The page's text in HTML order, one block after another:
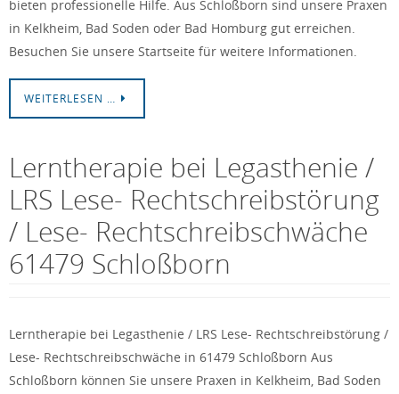
bieten professionelle Hilfe. Aus Schloßborn sind unsere Praxen
in Kelkheim, Bad Soden oder Bad Homburg gut erreichen.
Besuchen Sie unsere Startseite für weitere Informationen.
WEITERLESEN …
Lerntherapie bei Legasthenie /
LRS Lese- Rechtschreibstörung
/ Lese- Rechtschreibschwäche
61479 Schloßborn
Lerntherapie bei Legasthenie / LRS Lese- Rechtschreibstörung /
Lese- Rechtschreibschwäche in 61479 Schloßborn Aus
Schloßborn können Sie unsere Praxen in Kelkheim, Bad Soden